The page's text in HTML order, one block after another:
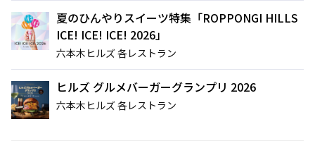
夏のひんやりスイーツ特集「ROPPONGI HILLS
ICE! ICE! ICE! 2026」
六本木ヒルズ 各レストラン
ヒルズ グルメバーガーグランプリ 2026
六本木ヒルズ 各レストラン